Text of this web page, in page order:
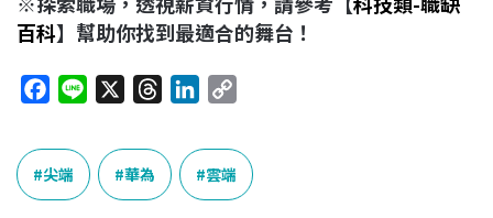
百科】幫助你找到最適合的舞台！
c
e
b
e
e
a
n
k
e
p
L
尖端 華為 雲端